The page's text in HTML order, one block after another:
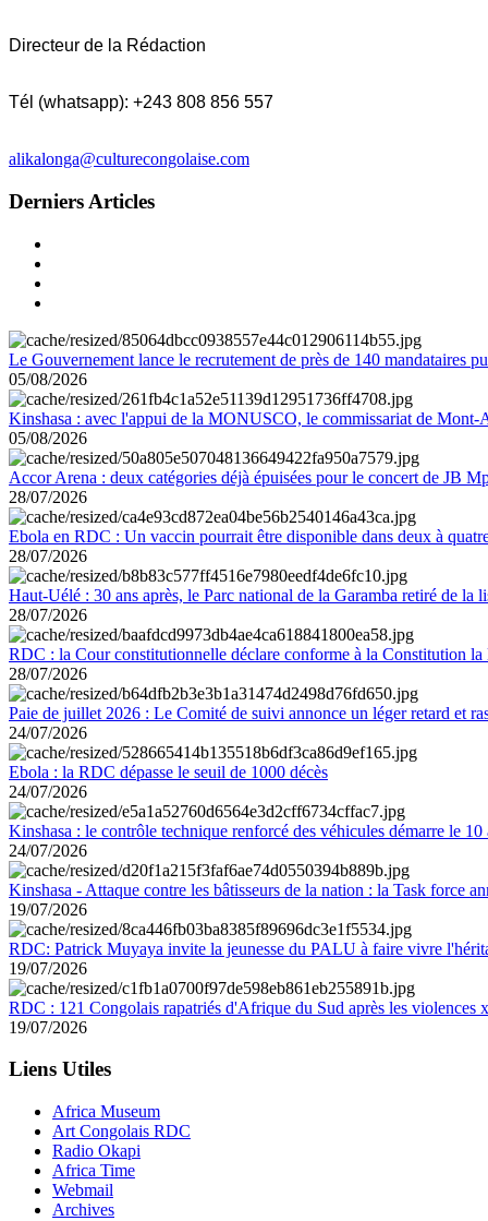
Directeur de la Rédaction
Tél (whatsapp): +243 808 856 557
alikalonga@culturecongolaise.com
Derniers Articles
Le Gouvernement lance le recrutement de près de 140 mandataires
05/08/2026
Kinshasa : avec l'appui de la MONUSCO, le commissariat de Mont-
05/08/2026
Accor Arena : deux catégories déjà épuisées pour le concert de JB
28/07/2026
Ebola en RDC : Un vaccin pourrait être disponible dans deux à
28/07/2026
Haut-Uélé : 30 ans après, le Parc national de la Garamba retiré de la
28/07/2026
RDC : la Cour constitutionnelle déclare conforme à la Constitution la
28/07/2026
Paie de juillet 2026 : Le Comité de suivi annonce un léger retard et
24/07/2026
Ebola : la RDC dépasse le seuil de 1000 décès
24/07/2026
Kinshasa : le contrôle technique renforcé des véhicules démarre le 10
24/07/2026
Kinshasa - Attaque contre les bâtisseurs de la nation : la Task force
19/07/2026
RDC: Patrick Muyaya invite la jeunesse du PALU à faire vivre
19/07/2026
RDC : 121 Congolais rapatriés d'Afrique du Sud après les violences
19/07/2026
Liens Utiles
Africa Museum
Art Congolais RDC
Radio Okapi
Africa Time
Webmail
Archives